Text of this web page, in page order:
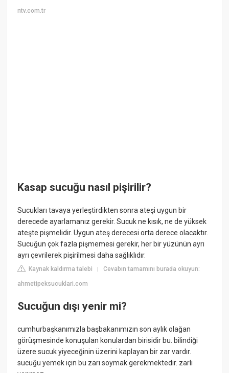
ntv.com.tr
Kasap sucuğu nasıl pişirilir?
Sucukları tavaya yerleştirdikten sonra ateşi uygun bir
derecede ayarlamanız gerekir. Sucuk ne kısık, ne de yüksek
ateşte pişmelidir. Uygun ateş derecesi orta derece olacaktır.
Sucuğun çok fazla pişmemesi gerekir, her bir yüzünün ayrı
ayrı çevrilerek pişirilmesi daha sağlıklıdır.
Kaynak kaldırma talebi |Cevabın tamamını burada okuyun:
ahmetipeksucuklari.com
Sucuğun dışı yenir mi?
cumhurbaşkanımızla başbakanımızın son aylık olağan
görüşmesinde konuşulan konulardan birisidir bu. bilindiği
üzere sucuk yiyeceğinin üzerini kaplayan bir zar vardır.
sucuğu yemek için bu zarı soymak gerekmektedir. zarlı